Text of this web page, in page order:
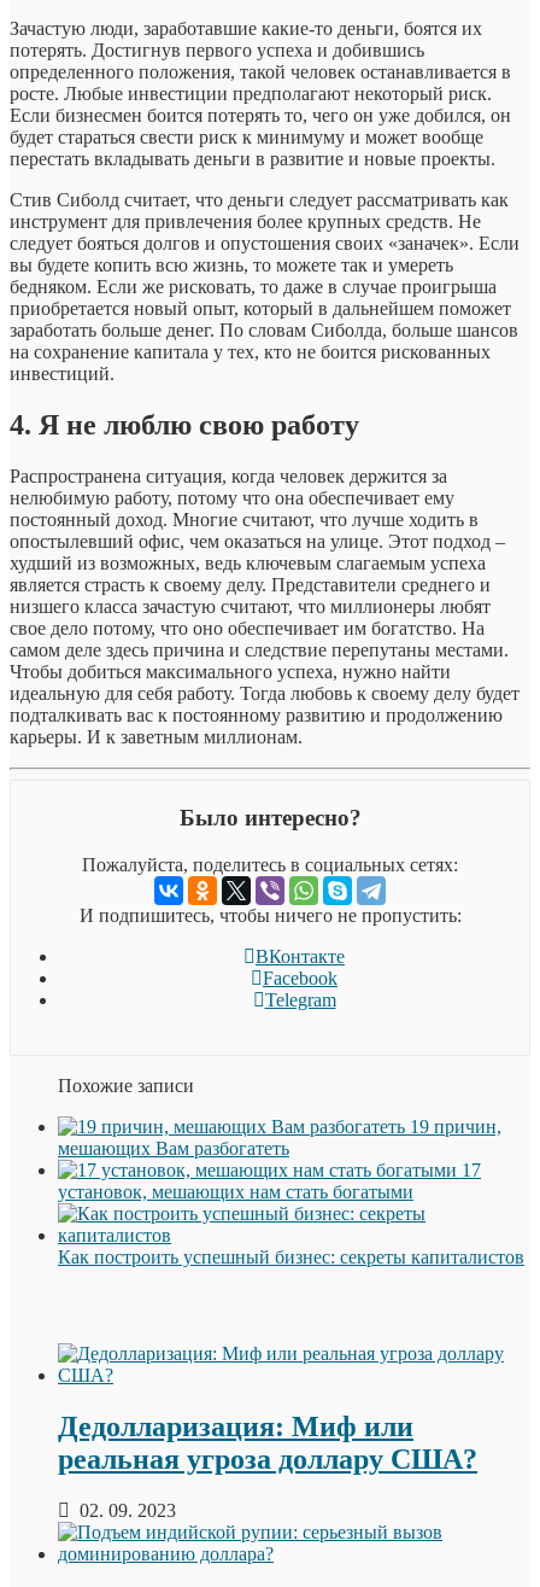
Зачастую люди, заработавшие какие-то деньги, боятся их
потерять. Достигнув первого успеха и добившись
определенного положения, такой человек останавливается в
росте. Любые инвестиции предполагают некоторый риск.
Если бизнесмен боится потерять то, чего он уже добился, он
будет стараться свести риск к минимуму и может вообще
перестать вкладывать деньги в развитие и новые проекты.
Стив Сиболд считает, что деньги следует рассматривать как
инструмент для привлечения более крупных средств. Не
следует бояться долгов и опустошения своих «заначек». Если
вы будете копить всю жизнь, то можете так и умереть
бедняком. Если же рисковать, то даже в случае проигрыша
приобретается новый опыт, который в дальнейшем поможет
заработать больше денег. По словам Сиболда, больше шансов
на сохранение капитала у тех, кто не боится рискованных
инвестиций.
4. Я не люблю свою работу
Распространена ситуация, когда человек держится за
нелюбимую работу, потому что она обеспечивает ему
постоянный доход. Многие считают, что лучше ходить в
опостылевший офис, чем оказаться на улице. Этот подход –
худший из возможных, ведь ключевым слагаемым успеха
является страсть к своему делу. Представители среднего и
низшего класса зачастую считают, что миллионеры любят
свое дело потому, что оно обеспечивает им богатство. На
самом деле здесь причина и следствие перепутаны местами.
Чтобы добиться максимального успеха, нужно найти
идеальную для себя работу. Тогда любовь к своему делу будет
подталкивать вас к постоянному развитию и продолжению
карьеры. И к заветным миллионам.
Было интересно?
Пожалуйста, поделитесь в социальных сетях:
И подпишитесь, чтобы ничего не пропустить:
ВКонтакте
Facebook
Telegram
Похожие записи
19 причин,
мешающих Вам разбогатеть
17
установок, мешающих нам стать богатыми
Как построить успешный бизнес: секреты капиталистов
Дедолларизация: Миф или
реальная угроза доллару США?
02. 09. 2023